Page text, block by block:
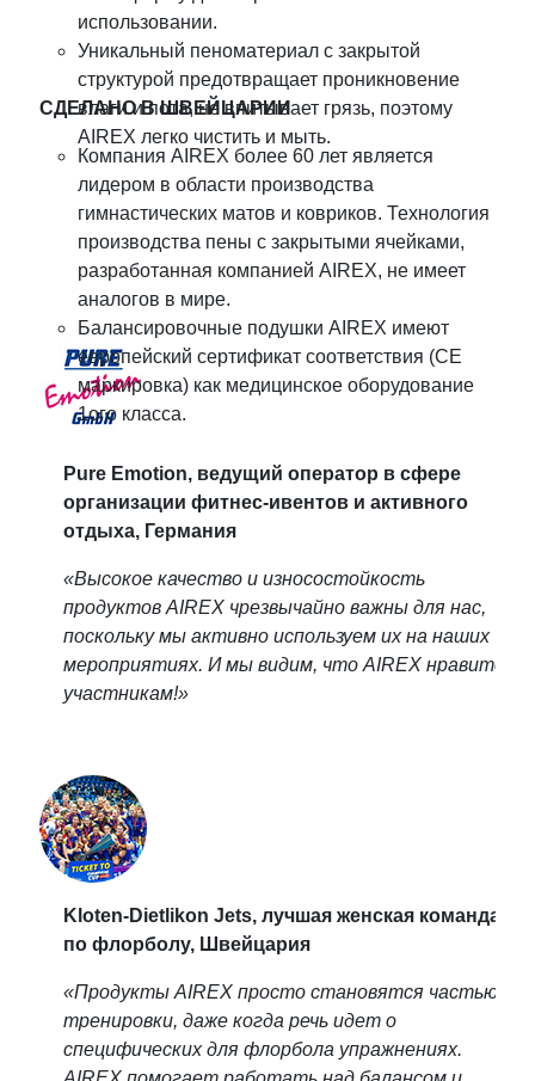
использовании.
Уникальный пеноматериал с закрытой
структурой предотвращает проникновение
влаги и пота, не впитывает грязь, поэтому
AIREX легко чистить и мыть.
СДЕЛАНО В ШВЕЙЦАРИИ
Компания AIREX более 60 лет является
лидером в области производства
гимнастических матов и ковриков. Технология
производства пены с закрытыми ячейками,
разработанная компанией AIREX, не имеет
аналогов в мире.
Балансировочные подушки AIREX имеют
европейский сертификат соответствия (CE
маркировка) как медицинское оборудование
1ого класса.
Pure Emotion, ведущий оператор в сфере
организации фитнес-ивентов и активного
отдыха, Германия
«Высокое качество и износостойкость
продуктов AIREX чрезвычайно важны для нас,
поскольку мы активно используем их на наших
мероприятиях. И мы видим, что AIREX нравится
участникам!»
Kloten-Dietlikon Jets, лучшая женская команда
по флорболу, Швейцария
«Продукты AIREX просто становятся частью
тренировки, даже когда речь идет о
специфических для флорбола упражнениях.